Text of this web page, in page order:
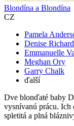
Blondína a Blondína
CZ
Pamela
Denise
Emmanuelle
Meghan Ory
Garry Chalk
ďalší
Dve blonďaté baby
vysnívanú prácu. Ich
spletitá a plná